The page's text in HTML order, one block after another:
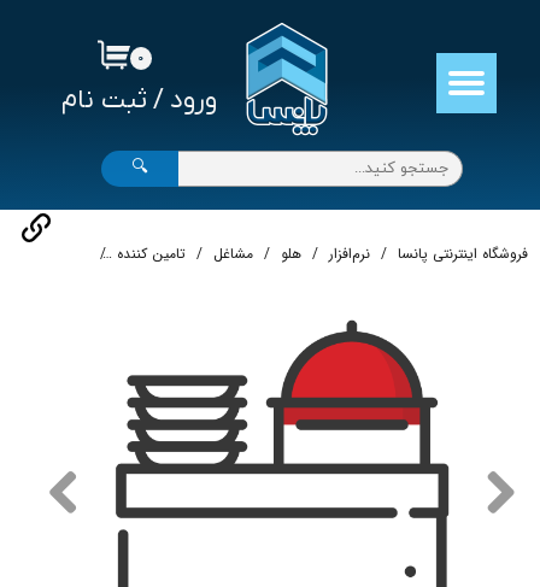
ورود / ثبت نام
حساب کاربری من
تغییر گذر واژه
سفارشات
خروج از حساب کاربری
۰
🔍
فروشگاه اینترنتی پانسا نرم‌افزار هلو مشاغل تامین کننده